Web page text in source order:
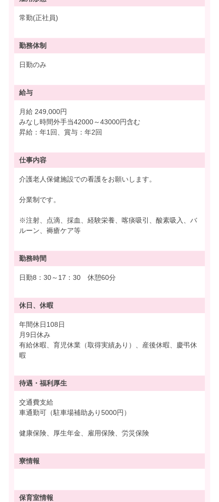
常勤(正社員)
勤務体制
日勤のみ
給与
月給 249,000円
みなし時間外手当42000～43000円含む
昇給：年1回、賞与：年2回
仕事内容
介護老人保健施設での看護をお願いします。
分業制です。
※注射、点滴、採血、経験栄養、喀痰吸引、酸素吸入、バ
ルーン、褥瘡ケア等
勤務時間
日勤8：30～17：30 休憩60分
休日、休暇
年間休日108日
月9日休み
有給休暇、育児休業（取得実績あり）、産後休暇、慶弔休
暇
待遇・ 福利厚生
交通費支給
車通勤可（駐車場補助あり5000円）
健康保険、厚生年金、雇用保険、労災保険
寮情報
保育室情報